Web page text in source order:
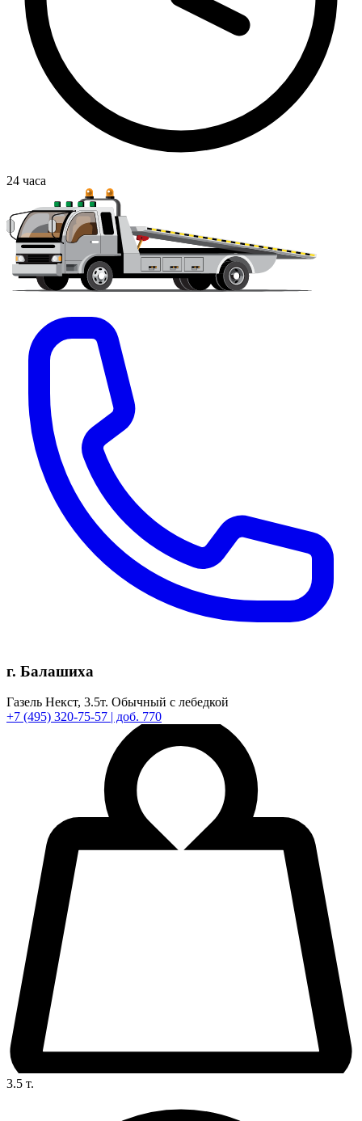
24 часа
г. Балашиха
Газель Некст, 3.5т. Обычный с лебедкой
+7 (495) 320-75-57 | доб. 770
3.5 т.